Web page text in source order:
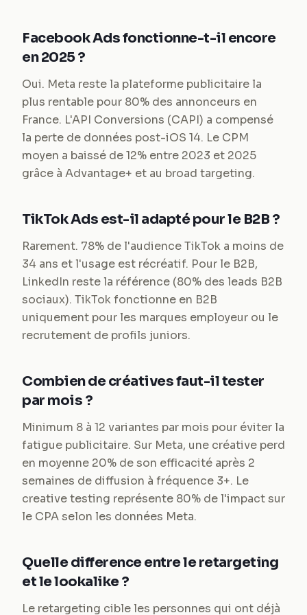
Facebook Ads fonctionne-t-il encore
en 2025 ?
Oui. Meta reste la plateforme publicitaire la
plus rentable pour 80% des annonceurs en
France. L'API Conversions (CAPI) a compensé
la perte de données post-iOS 14. Le CPM
moyen a baissé de 12% entre 2023 et 2025
grâce à Advantage+ et au broad targeting.
TikTok Ads est-il adapté pour le B2B ?
Rarement. 78% de l'audience TikTok a moins de
34 ans et l'usage est récréatif. Pour le B2B,
LinkedIn reste la référence (80% des leads B2B
sociaux). TikTok fonctionne en B2B
uniquement pour les marques employeur ou le
recrutement de profils juniors.
Combien de créatives faut-il tester
par mois ?
Minimum 8 à 12 variantes par mois pour éviter la
fatigue publicitaire. Sur Meta, une créative perd
en moyenne 20% de son efficacité après 2
semaines de diffusion à fréquence 3+. Le
creative testing représente 80% de l'impact sur
le CPA selon les données Meta.
Quelle difference entre le retargeting
et le lookalike ?
Le retargeting cible les personnes qui ont déjà